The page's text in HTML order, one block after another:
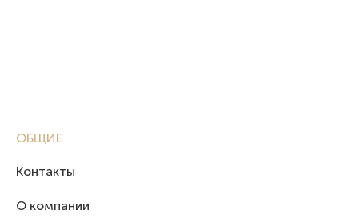
ОБЩИЕ
Контакты
О компании